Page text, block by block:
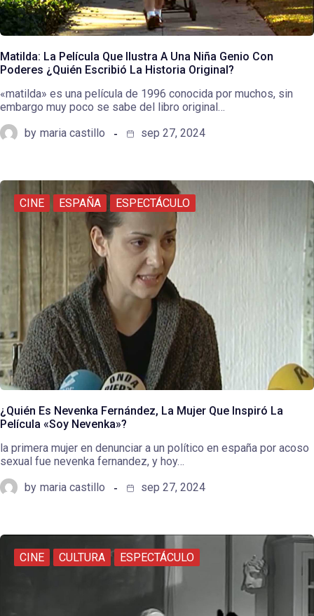
Matilda: La Película Que Ilustra A Una Niña Genio Con
Poderes ¿Quién Escribió La Historia Original?
«matilda» es una película de 1996 conocida por muchos, sin
embargo muy poco se sabe del libro original…
by maria castillo sep 27, 2024
CINE ESPAÑA ESPECTÁCULO
¿Quién Es Nevenka Fernández, La Mujer Que Inspiró La
Película «Soy Nevenka»?
la primera mujer en denunciar a un político en españa por acoso
sexual fue nevenka fernandez, y hoy…
by maria castillo sep 27, 2024
CINE CULTURA ESPECTÁCULO